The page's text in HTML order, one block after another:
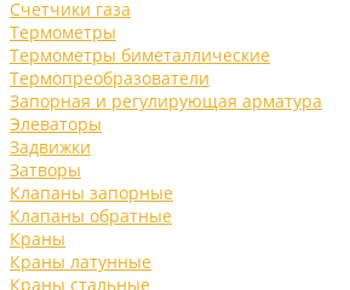
Счетчики газа
Термометры
Термометры биметаллические
Термопреобразователи
Запорная и регулирующая арматура
Элеваторы
Задвижки
Затворы
Клапаны запорные
Клапаны обратные
Краны
Краны латунные
Краны стальные